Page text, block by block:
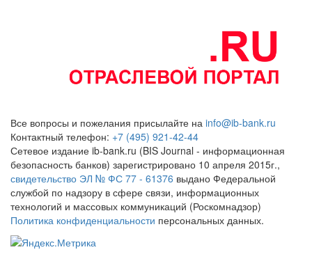
Все вопросы и пожелания присылайте на info@ib-bank.ru
Контактный телефон: +7 (495) 921-42-44
Сетевое издание ib-bank.ru (BIS Journal - информационная
безопасность банков) зарегистрировано 10 апреля 2015г.,
свидетельство ЭЛ № ФС 77 - 61376 выдано Федеральной
службой по надзору в сфере связи, информационных
технологий и массовых коммуникаций (Роскомнадзор)
Политика конфиденциальности персональных данных.